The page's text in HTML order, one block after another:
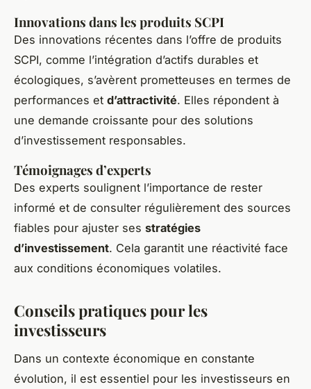
Innovations dans les produits SCPI
Des innovations récentes dans l’offre de produits
SCPI, comme l’intégration d’actifs durables et
écologiques, s’avèrent prometteuses en termes de
performances et d’attractivité. Elles répondent à
une demande croissante pour des solutions
d’investissement responsables.
Témoignages d’experts
Des experts soulignent l’importance de rester
informé et de consulter régulièrement des sources
fiables pour ajuster ses stratégies
d’investissement. Cela garantit une réactivité face
aux conditions économiques volatiles.
Conseils pratiques pour les
investisseurs
Dans un contexte économique en constante
évolution, il est essentiel pour les investisseurs en